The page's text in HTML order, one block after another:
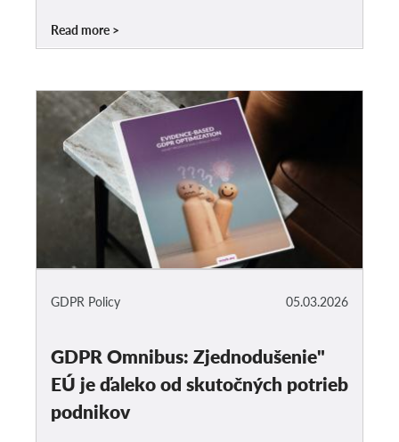
Read more
05.03.2026
GDPR Policy
GDPR Omnibus: Zjednodušenie"
EÚ je ďaleko od skutočných potrieb
podnikov